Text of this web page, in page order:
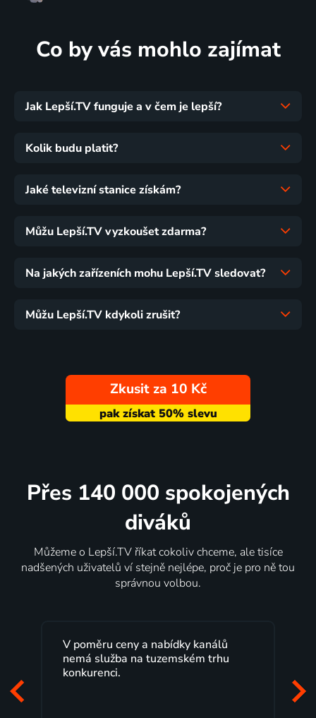
Co by vás mohlo zajímat
Jak Lepší.TV funguje a v čem je lepší?
Kolik budu platit?
Jaké televizní stanice získám?
Můžu Lepší.TV vyzkoušet zdarma?
Na jakých zařízeních mohu Lepší.TV sledovat?
Můžu Lepší.TV kdykoli zrušit?
Zkusit za 10 Kč
Přes 140 000 spokojených
diváků
Můžeme o Lepší.TV říkat cokoliv chceme, ale tisíce
nadšených uživatelů ví stejně nejlépe, proč je pro ně tou
správnou volbou.
Lepší.TV sleduji už několik let s
maximální spokojeností. Velký výběr
programů a nemuset běžet k TV na